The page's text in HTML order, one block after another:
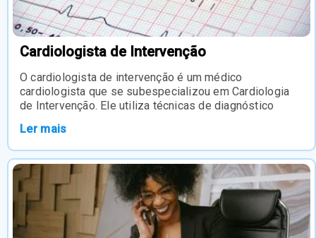
Cardiologista de Intervenção
O cardiologista de intervenção é um médico
cardiologista que se subespecializou em Cardiologia
de Intervenção. Ele utiliza técnicas de diagnóstico
Ler mais